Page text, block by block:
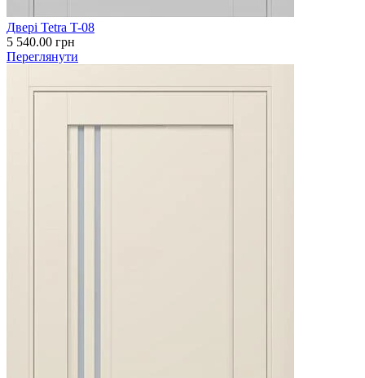
Двері Tetra T-08
5 540.00 грн
Переглянути